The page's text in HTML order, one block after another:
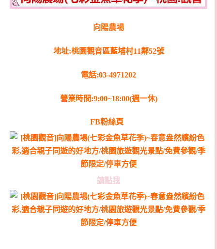
向陽農場
地址:桃園觀音區藍埔村11鄰52號
電話:03-4971202
營業時間:9:00~18:00(週一休)
FB粉絲頁
請點我